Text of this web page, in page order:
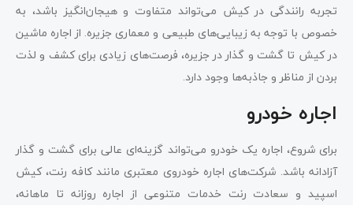
تجربه رانندگی در کیش می‌تواند متفاوت و هیجان‌انگیز باشد، به
خصوص با توجه به زیبایی‌های طبیعی و معماری جزیره. از اجاره ماشین
در کیش تا گشت و گذار در جزیره، فرصت‌های زیادی برای کشف و لذت
بردن از مناظر و جاذبه‌ها وجود دارد.
اجاره خودرو
برای شروع، اجاره یک خودرو می‌تواند گزینه‌ای عالی برای گشت و گذار
آزادانه باشد. شرکت‌های اجاره خودروی معتبری مانند کافه رنت، کیش
اسپید و سعادت رنت خدمات متنوعی از اجاره روزانه تا ماهانه،